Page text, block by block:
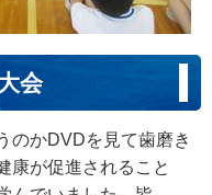
会
のかDVDを見て歯磨き
康が促進されること